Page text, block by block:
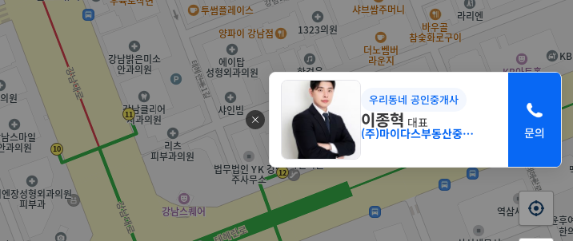
우리동네 공인중개사
이종혁 대표
(주)마이다스부동산중개법인 서초